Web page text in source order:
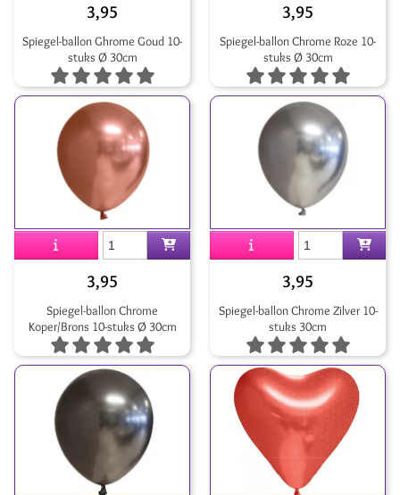
3,95
Spiegel-ballon Ghrome Goud 10-
stuks Ø 30cm
3,95
Spiegel-ballon Chrome Roze 10-
stuks Ø 30cm
3,95
Spiegel-ballon Chrome
Koper/Brons 10-stuks Ø 30cm
3,95
Spiegel-ballon Chrome Zilver 10-
stuks 30cm